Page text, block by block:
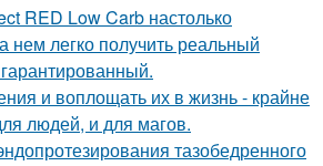
RED Low Carb настолько
нем легко получить реальный
и воплощать их в жизнь - крайне
людей, и для магов.
тазобедренного